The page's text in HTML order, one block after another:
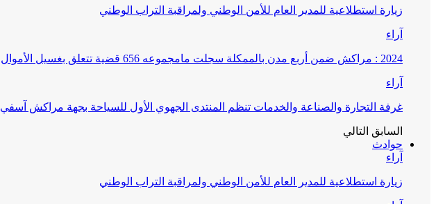
زيارة استطلاعية للمدير العام للأمن الوطني ولمراقبة التراب الوطني
آراء
2024 : مراكش ضمن أربع مدن بالممكلة سجلت مامجموعه 656 قضية تتعلق بغسيل الأموال
آراء
غرفة التجارة والصناعة والخدمات تنظم المنتدى الجهوي الأول للسياحة بجهة مراكش آسفي
السابق التالي
حوادث
آراء
زيارة استطلاعية للمدير العام للأمن الوطني ولمراقبة التراب الوطني